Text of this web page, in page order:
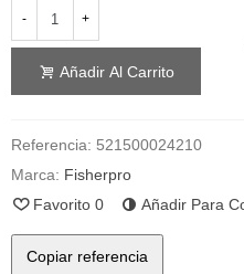
- +
Añadir Al Carrito
Referencia: 521500024210
Marca: Fisherpro
Favorito 0 Añadir Para
Copiar referencia